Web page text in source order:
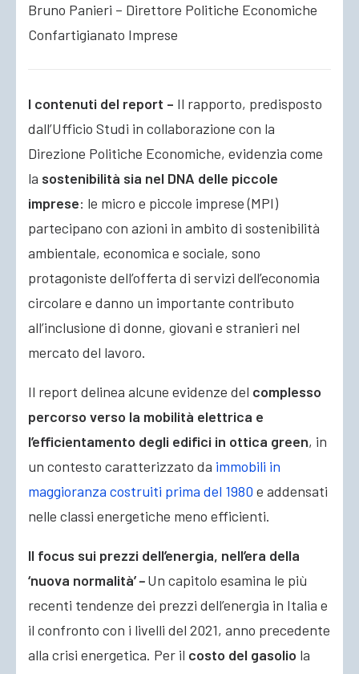
Bruno Panieri – Direttore Politiche Economiche
Confartigianato Imprese
I contenuti del report – Il rapporto, predisposto
dall’Ufficio Studi in collaborazione con la
Direzione Politiche Economiche, evidenzia come
la sostenibilità sia nel DNA delle piccole
imprese: le micro e piccole imprese (MPI)
partecipano con azioni in ambito di sostenibilità
ambientale, economica e sociale, sono
protagoniste dell’offerta di servizi dell’economia
circolare e danno un importante contributo
all’inclusione di donne, giovani e stranieri nel
mercato del lavoro.
Il report delinea alcune evidenze del complesso
percorso verso la mobilità elettrica e
l’efficientamento degli edifici in ottica green, in
un contesto caratterizzato da immobili in
maggioranza costruiti prima del 1980 e addensati
nelle classi energetiche meno efficienti.
Il focus sui prezzi dell’energia, nell’era della
‘nuova normalità’–Un capitolo esamina le più
recenti tendenze dei prezzi dell’energia in Italia e
il confronto con i livelli del 2021, anno precedente
alla crisi energetica. Per il costo del gasolio la